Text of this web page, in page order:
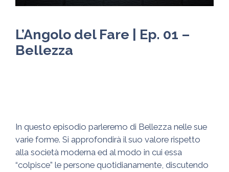
L’Angolo del Fare | Ep. 01 –
Bellezza
In questo episodio parleremo di Bellezza nelle sue
varie forme. Si approfondirà il suo valore rispetto
alla società moderna ed al modo in cui essa
“colpisce” le persone quotidianamente, discutendo